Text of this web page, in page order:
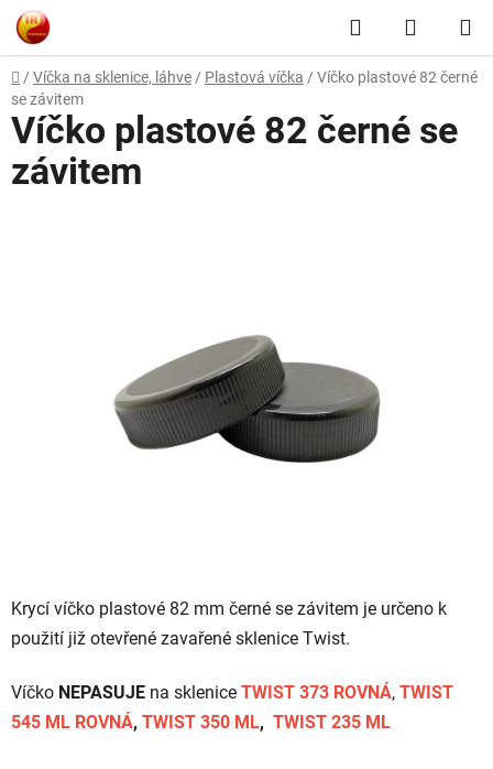
Přejít
na
obsah
Hledat
KOŠÍK
Domů
/ Víčka na sklenice, láhve / Plastová víčka / Víčko plastové 82 černé
se závitem
Krycí víčko plastové 82 mm černé se závitem je určeno k
použití již otevřené zavařené sklenice Twist.
Víčko NEPASUJE na sklenice TWIST 373 ROVNÁ, TWIST
545 ML ROVNÁ, TWIST 350 ML, TWIST 235 ML
Víčko plastové 82 černé se
závitem